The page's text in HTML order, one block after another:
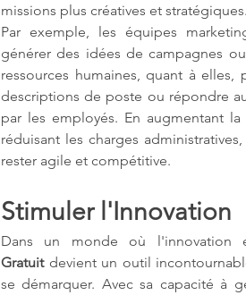
missions plus créatives et stratégiques.
Par exemple, les équipes
générer des idées de campagnes
ressources humaines, quant à elles,
descriptions de poste ou répondre
par les employés. En augmentant
réduisant les charges
rester agile et compétitive.
Stimuler l'Innovation
Dans un monde où
Gratuit devient un outil
se démarquer. Avec sa capacité à